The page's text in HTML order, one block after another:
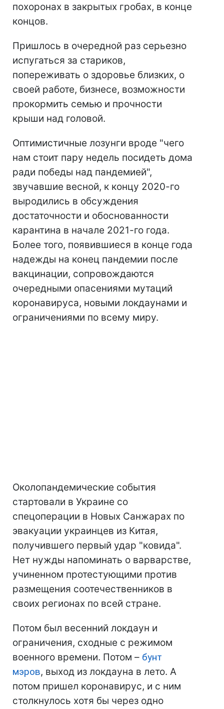
похоронах в закрытых гробах, в конце
концов.
Пришлось в очередной раз серьезно
испугаться за стариков,
попереживать о здоровье близких, о
своей работе, бизнесе, возможности
прокормить семью и прочности
крыши над головой.
Оптимистичные лозунги вроде "чего
нам стоит пару недель посидеть дома
ради победы над пандемией",
звучавшие весной, к концу 2020-го
выродились в обсуждения
достаточности и обоснованности
карантина в начале 2021-го года.
Более того, появившиеся в конце года
надежды на конец пандемии после
вакцинации, сопровождаются
очередными опасениями мутаций
коронавируса, новыми локдаунами и
ограничениями по всему миру.
Околопандемические события
стартовали в Украине со
спецоперации в Новых Санжарах по
эвакуации украинцев из Китая,
получившего первый удар "ковида".
Нет нужды напоминать о варварстве,
учиненном протестующими против
размещения соотечественников в
своих регионах по всей стране.
Потом был весенний локдаун и
ограничения, сходные с режимом
военного времени. Потом – бунт
мэров, выход из локдауна в лето. А
потом пришел коронавирус, и с ним
столкнулось хотя бы через одно